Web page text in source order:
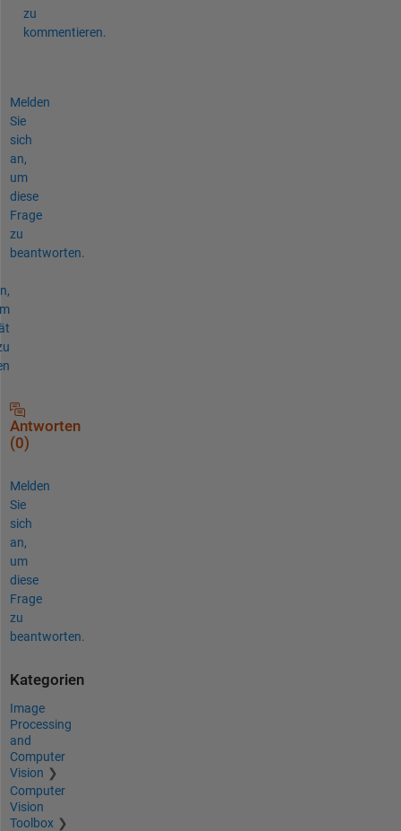
zu
kommentieren.
Melden
Sie
sich
an,
um
diese
Frage
zu
beantworten.
Antworten
(0)
Melden
Sie
sich
an,
um
diese
Frage
zu
beantworten.
Kategorien
Image
Processing
and
Computer
Vision
Computer
Vision
Toolbox